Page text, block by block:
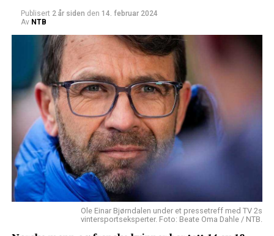
Publisert 2 år siden den 14. februar 2024
Av NTB
Ole Einar Bjørndalen under et pressetreff med TV 2s
vintersportseksperter. Foto: Beate Oma Dahle / NTB.